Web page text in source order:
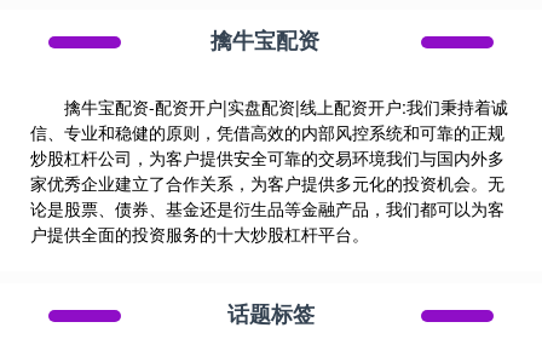
擒牛宝配资
擒牛宝配资-配资开户|实盘配资|线上配资开户:我们秉持着诚
信、专业和稳健的原则，凭借高效的内部风控系统和可靠的正规
炒股杠杆公司，为客户提供安全可靠的交易环境我们与国内外多
家优秀企业建立了合作关系，为客户提供多元化的投资机会。无
论是股票、债券、基金还是衍生品等金融产品，我们都可以为客
户提供全面的投资服务的十大炒股杠杆平台。
话题标签